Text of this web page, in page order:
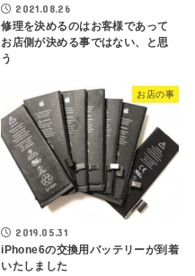
2021.08.26
修理を決めるのはお客様であって
お店側が決める事ではない、と思
う
お店の事
2019.05.31
iPhone6の交換用バッテリーが到着
いたしました